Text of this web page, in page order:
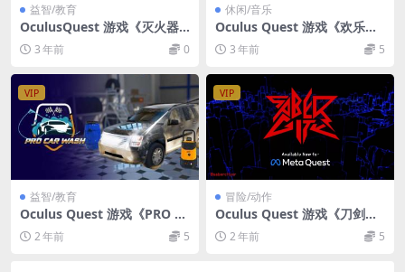
益智/教育
OculusQuest 游戏《灭火器
培训VR》Fire Extinguisher T
raining VR
3 年前 0
休闲/音乐
Oculus Quest 游戏《欢乐派
对VR》Party Pumper VR
3 年前 5
VIP
益智/教育
Oculus Quest 游戏《PRO Ca
r Wash VR》专业洗车VR
2 年前 5
VIP
冒险/动作
Oculus Quest 游戏《刀剑决
斗》Saber City
2 年前 5